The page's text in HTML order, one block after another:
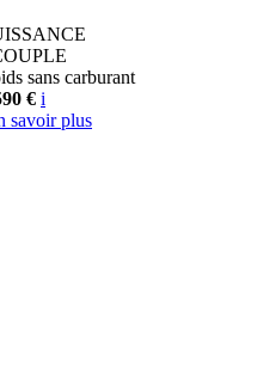
sans carburant
€ i
savoir plus